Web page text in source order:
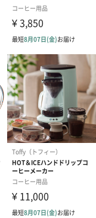
ジカ
）ピ
【誕生日】
Birthday ホワ
刷なし）（
す。